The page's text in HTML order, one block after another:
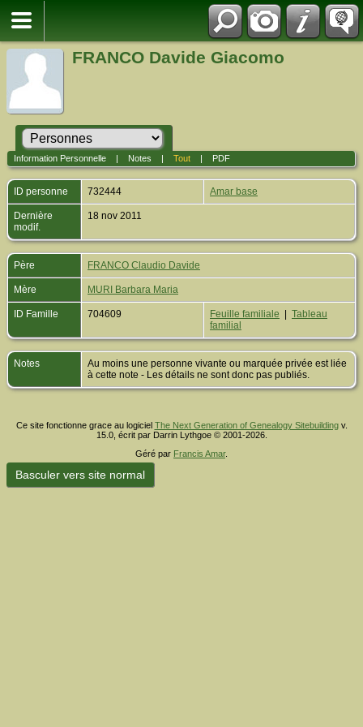
FRANCO Davide Giacomo
Information Personnelle| Notes Tout| PDF
ID personne 732444 Amar base
Dernière
modif.
18 nov 2011
Père FRANCO Claudio Davide
Mère MURI Barbara Maria
ID Famille 704609 Feuille familiale
Tableau
familial
Notes
Au moins une personne vivante ou marquée privée est liée
à cette note - Les détails ne sont donc pas publiés.
Ce site fonctionne grace au logiciel The Next Generation of Genealogy Sitebuildingv.
15.0, écrit par Darrin Lythgoe © 2001-2026.
Géré par Francis Amar.
Basculer vers site normal